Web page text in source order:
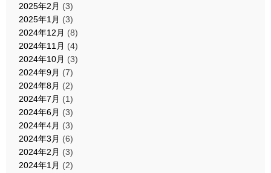
2025年2月 (3)
2025年1月 (3)
2024年12月 (8)
2024年11月 (4)
2024年10月 (3)
2024年9月 (7)
2024年8月 (2)
2024年7月 (1)
2024年6月 (3)
2024年4月 (3)
2024年3月 (6)
2024年2月 (3)
2024年1月 (2)